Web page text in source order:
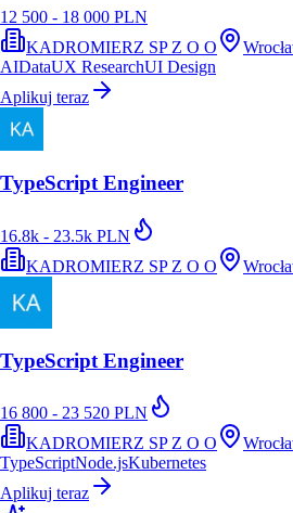
12 500 - 18 000 PLN
KADROMIERZ SP Z O O
AIDataUX ResearchUI Design
Aplikuj teraz
TypeScript Engineer
16.8k - 23.5k PLN
KADROMIERZ SP Z O O
TypeScript Engineer
16 800 - 23 520 PLN
KADROMIERZ SP Z O O
TypeScriptNode.jsKubernetes
Aplikuj teraz